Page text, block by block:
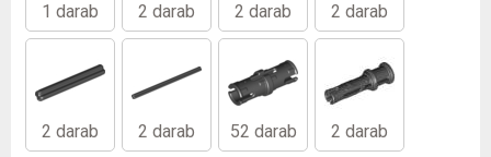
1 darab 2 darab 2 darab 2 darab
2 darab 2 darab 52 darab 2 darab